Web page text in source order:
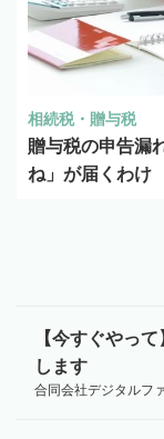
相続税・贈与税
贈与税の申告漏
ね」が届くわけ
【今すぐやっ
します
合同会社デジタルフ